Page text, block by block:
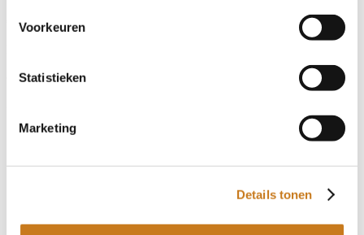
Voorkeuren
Statistieken
Marketing
Details tonen
€ 750,-
onbekend